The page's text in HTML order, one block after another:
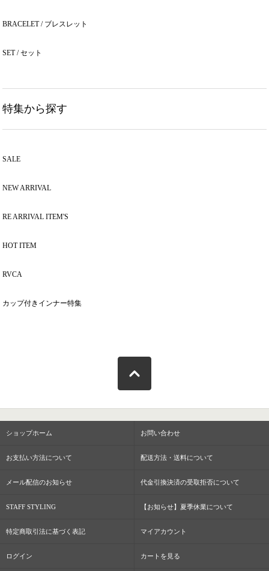
BRACELET / ブレスレット
SET / セット
特集から探す
SALE
NEW ARRIVAL
RE ARRIVAL ITEM'S
HOT ITEM
RVCA
カップ付きインナー特集
ショップホーム お問い合わせ
お支払い方法について 配送方法・送料について
メール配信のお知らせ 代金引換決済の受取拒否について
STAFF STYLING 【お知らせ】夏季休業について
特定商取引法に基づく表記 マイアカウント
ログイン カートを見る